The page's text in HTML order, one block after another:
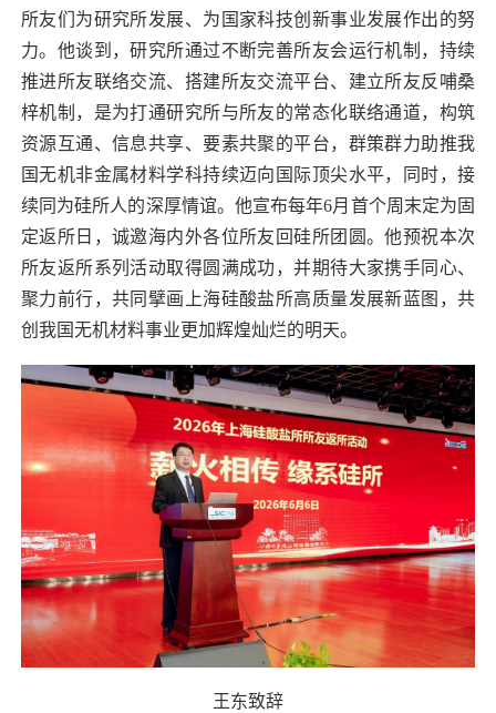
所友们为研究所发展、为国家科技创新事业发展作出的努
力。他谈到，研究所通过不断完善所友会运行机制，持续
推进所友联络交流、搭建所友交流平台、建立所友反哺桑
梓机制，是为打通研究所与所友的常态化联络通道，构筑
资源互通、信息共享、要素共聚的平台，群策群力助推我
国无机非金属材料学科持续迈向国际顶尖水平，同时，接
续同为硅所人的深厚情谊。他宣布每年6月首个周末定为固
定返所日，诚邀海内外各位所友回硅所团圆。他预祝本次
所友返所系列活动取得圆满成功，并期待大家携手同心、
聚力前行，共同擘画上海硅酸盐所高质量发展新蓝图，共
创我国无机材料事业更加辉煌灿烂的明天。
王东致辞